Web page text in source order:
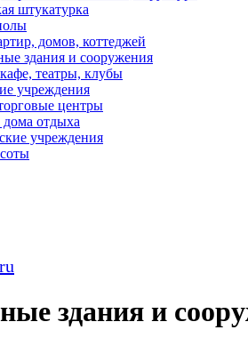
штукатурка
домов, коттеджей
здания и сооружения
театры, клубы
учреждения
центры
отдыха
учреждения
здания и